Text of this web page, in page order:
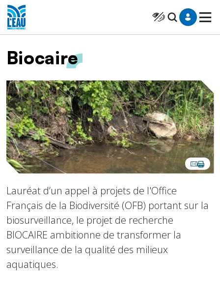
Cliquer pour
Fil d'Ariane
Biocaire
Image
Lauréat d’un appel à projets de l'Office
Français de la Biodiversité (OFB) portant sur la
biosurveillance, le projet de recherche
BIOCAIRE ambitionne de transformer la
surveillance de la qualité des milieux
aquatiques.
Panneau de gestion des cookies